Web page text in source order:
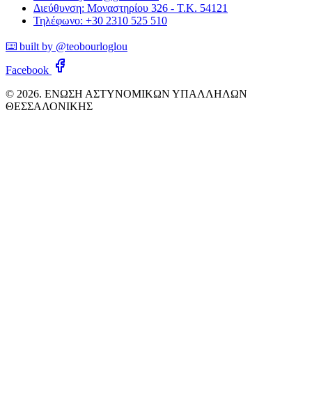
Διεύθυνση: Μοναστηρίου 326 - Τ.Κ. 54121
Τηλέφωνο: +30 2310 525 510
⌨️ built by @teobourloglou
Facebook
© 2026. ΕΝΩΣΗ ΑΣΤΥΝΟΜΙΚΩΝ ΥΠΑΛΛΗΛΩΝ
ΘΕΣΣΑΛΟΝΙΚΗΣ